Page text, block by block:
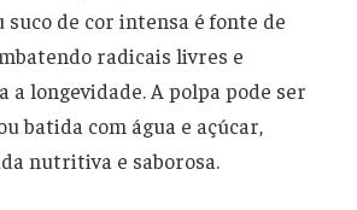
suco de cor intensa é fonte de
radicais livres e
longevidade. A polpa pode ser
batida com água e açúcar,
nutritiva e saborosa.